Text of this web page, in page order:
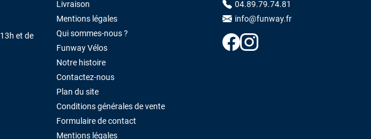
et de
Livraison
Mentions légales
Qui sommes-nous ?
Funway Vélos
Notre histoire
Contactez-nous
Plan du site
Conditions générales de vente
Formulaire de contact
Mentions légales
04.89.79.74.81
info@funway.fr